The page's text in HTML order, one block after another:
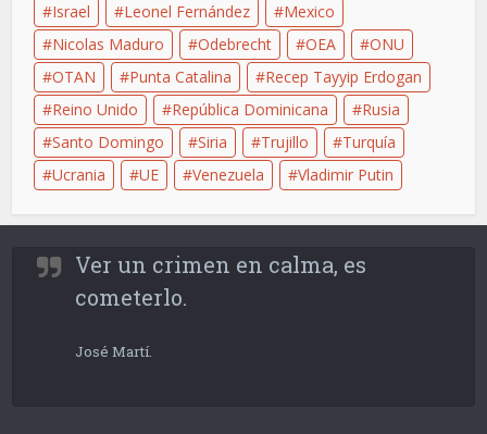
Israel
Leonel Fernández
Mexico
Nicolas Maduro
Odebrecht OEA
ONU
OTAN
Punta Catalina
Recep Tayyip Erdogan
Reino Unido
República Dominicana
Rusia
Santo Domingo
Siria Trujillo
Turquía
Ucrania
UE Venezuela Vladimir Putin
Ver un crimen en calma, es
cometerlo.
José Martí.